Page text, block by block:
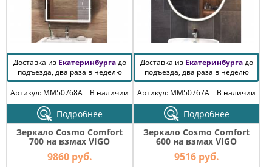
Доставка из Екатеринбургадо
подъезда, два раза в неделю
Артикул: MM50768A
В наличии
Подробнее
Доставка из Екатеринбургадо
подъезда, два раза в неделю
Артикул: MM50767A
В наличии
Подробнее
Зеркало Cosmo Comfort
700 на взмах VIGO
9860 руб.
Зеркало Cosmo Comfort
600 на взмах VIGO
9516 руб.